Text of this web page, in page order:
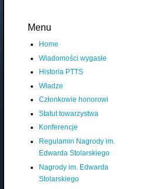
Menu
Home
Wiadomości wygasłe
Historia PTTS
Władze
Członkowie honorowi
Statut towarzystwa
Konferencje
Regulamin Nagrody im.
Edwarda Stolarskiego
Nagrody im. Edwarda
Stolarskiego